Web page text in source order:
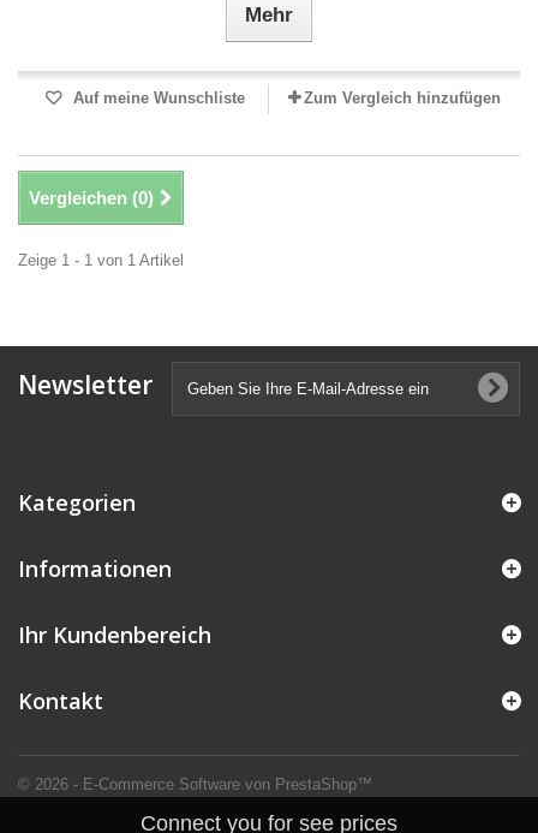
Connect you for see prices
Mehr
Auf meine Wunschliste Zum Vergleich hinzufügen
Vergleichen (0)
Zeige 1 - 1 von 1 Artikel
Newsletter
Kategorien
Informationen
© 2026 - E-Commerce Software von PrestaShop™
Ihr Kundenbereich
Kontakt